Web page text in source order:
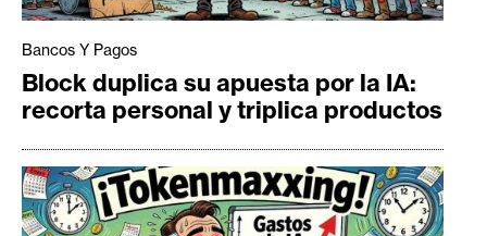
Bancos Y Pagos
Block duplica su apuesta por la IA:
recorta personal y triplica productos